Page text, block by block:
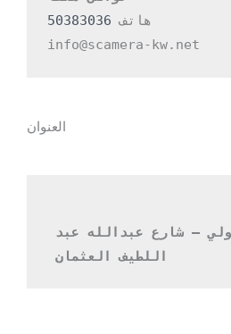
هاتف 50383036
info@scamera-kw.net
العنوان
اللطيف العثمان